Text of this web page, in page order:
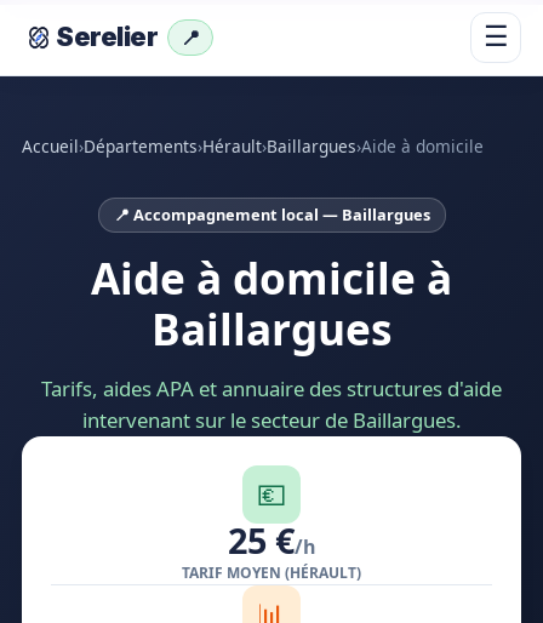
Serelier 📍 ☰
Accueil›Départements›Hérault›Baillargues›Aide à domicile
📍 Accompagnement local — Baillargues
Aide à domicile à
Baillargues
Tarifs, aides APA et annuaire des structures d'aide
intervenant sur le secteur de Baillargues.
💶
25 €/h
TARIF MOYEN (HÉRAULT)
📊